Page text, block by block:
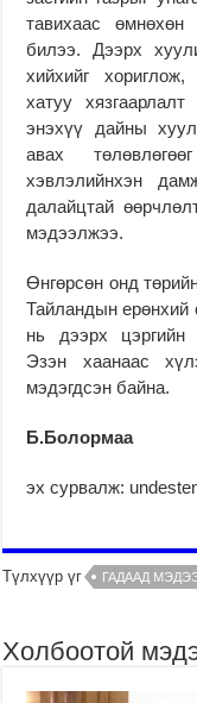
тавихаас
билээ. Дээрх
хийхийг
хатуу
энэхүү дайны
авах
хэвлэлийнхэн
далайцтай
мэдээлжээ.
Өнгөрсөн онд
Тайландын
нь дээрх цэргийн
Эзэн хаанаас
мэдэгдсэн байна.
Б.Болормаа
эх сурвалж:
Түлхүүр үг ГАДААД
Холбоотой